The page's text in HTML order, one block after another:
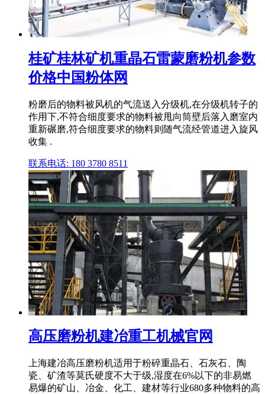
桂矿桂林矿机重晶石雷蒙磨粉机参数
价格中国粉体网
粉磨后的物料被风机的气流送入分级机,在分级机转子的
作用下,不符合细度要求的物料被甩向筒壁后落入磨室内
重新碾磨,符合细度要求的物料则随气流经管道进入旋风
收集 .
联系电话: 180 3780 8511
高压磨粉机建冶重工机械官网
上海建冶高压磨粉机适用于粉碎重晶石、石灰石、陶
瓷、矿渣等莫氏硬度不大于级,湿度在6%以下的非易燃
易爆的矿山、冶金、化工、建材等行业680多种物料的高